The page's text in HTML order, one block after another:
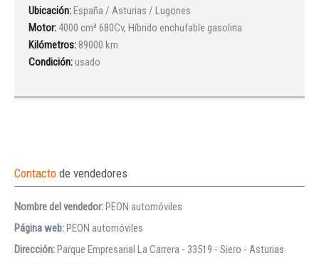
Ubicación:España / Asturias / Lugones
Motor:4000 cm³ 680Cv, Híbrido enchufable gasolina
Kilómetros: 89000 km
Condición:usado
Contacto de vendedores
Nombre del vendedor:PEON automóviles
Página web:PEON automóviles
Dirección:Parque Empresarial La Carrera - 33519 - Siero - Asturias